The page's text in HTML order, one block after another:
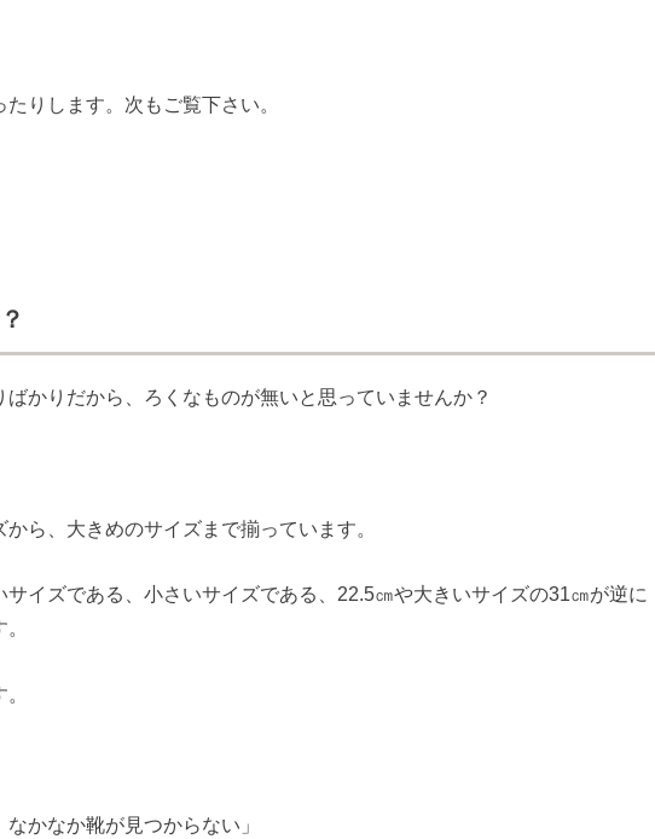
りします。次もご覧下さい。
かりだから、ろくなものが無いと思っていませんか？
ら、大きめのサイズまで揃っています。
サイズである、小さいサイズである、22.5㎝や大きいサイズの31㎝が逆に
なかなか靴が見つからない」